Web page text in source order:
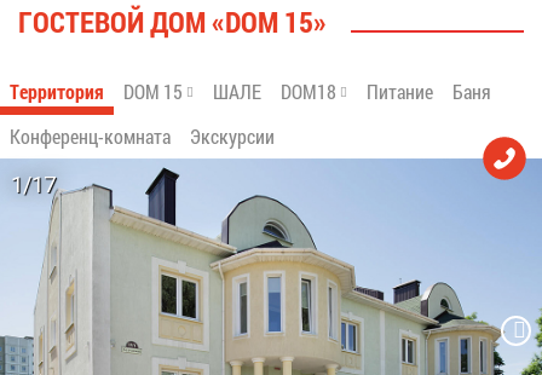
ГО­СТЕ­ВОЙ ДОМ «DOM 15»
Тер­ри­то­рия DOM 15 ША­ЛЕ DOM18 Пи­та­ние
Ба­ня
Кон­фе­ренц-ком­на­та
Экс­кур­сии
1/17